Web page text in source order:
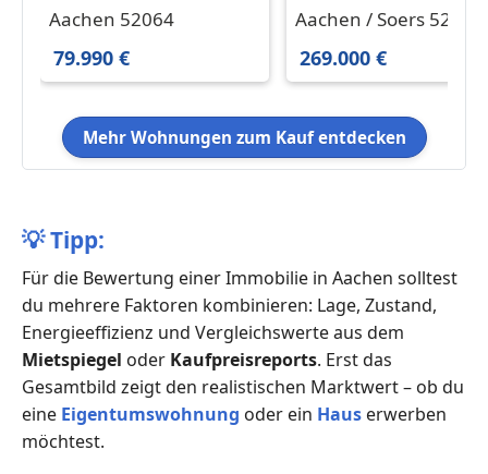
in Aachen 79.990 € 27
Aachen 52064
79.990 €
in Aachen Soers
Aachen / Soers 52070
269.000 €
Mehr Wohnungen zum Kauf entdecken
💡Tipp:
Für die Bewertung einer Immobilie in Aachen solltest
du mehrere Faktoren kombinieren: Lage, Zustand,
Energieeffizienz und Vergleichswerte aus dem
Mietspiegel oder Kaufpreisreports. Erst das
Gesamtbild zeigt den realistischen Marktwert – ob du
eine Eigentumswohnung oder ein Haus erwerben
möchtest.